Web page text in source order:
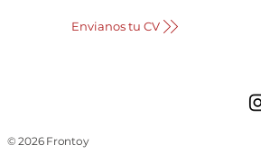
© 2026 Frontoy
Envianos tu CV